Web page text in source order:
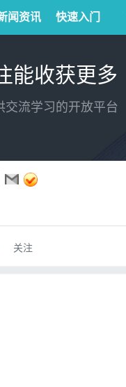
闻资讯 快速入门
能收获更多
交流学习的开放平台
关注